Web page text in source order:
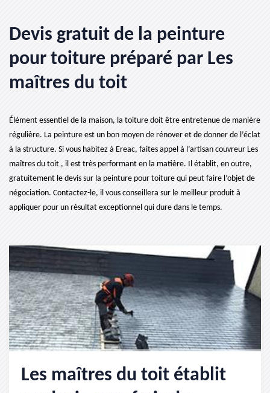
Devis gratuit de la peinture
pour toiture préparé par Les
maîtres du toit
Élément essentiel de la maison, la toiture doit être entretenue de manière
régulière. La peinture est un bon moyen de rénover et de donner de l’éclat
à la structure. Si vous habitez à Ereac, faites appel à l’artisan couvreur Les
maîtres du toit , il est très performant en la matière. Il établit, en outre,
gratuitement le devis sur la peinture pour toiture qui peut faire l’objet de
négociation. Contactez-le, il vous conseillera sur le meilleur produit à
appliquer pour un résultat exceptionnel qui dure dans le temps.
Les maîtres du toit établit